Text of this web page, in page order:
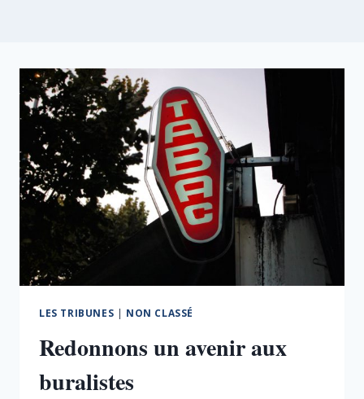
LES TRIBUNES | NON CLASSÉ
Redonnons un avenir aux
buralistes